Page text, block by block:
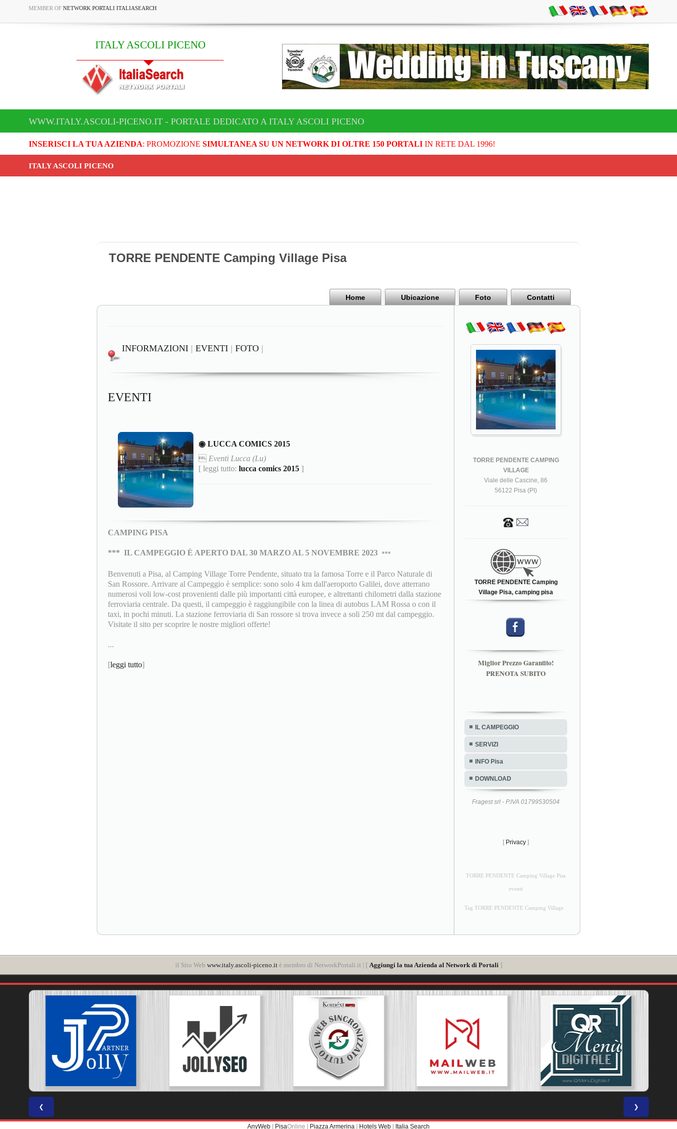
MEMBER OF NETWORK PORTALI ITALIASEARCH
ITALY ASCOLI PICENO
WWW.ITALY.ASCOLI-PICENO.IT - PORTALE DEDICATO A ITALY ASCOLI PICENO
INSERISCI LA TUA AZIENDA: PROMOZIONE SIMULTANEA SU UN NETWORK DI OLTRE 150 PORTALIIN RETE DAL 1996!
ITALY ASCOLI PICENO
TORRE PENDENTE Camping Village Pisa
Home Ubicazione Foto Contatti
INFORMAZIONI | EVENTI | FOTO |
EVENTI
◉ LUCCA COMICS 2015
 Eventi Lucca (Lu)
[ leggi tutto: lucca comics 2015 ]
CAMPING PISA
*** IL CAMPEGGIO È APERTO DAL 30 MARZO AL 5 NOVEMBRE 2023 ***
Benvenuti a Pisa, al Camping Village Torre Pendente, situato tra la famosa Torre e il Parco Naturale di
San Rossore. Arrivare al Campeggio è semplice: sono solo 4 km dall'aeroporto Galilei, dove atterrano
numerosi voli low-cost provenienti dalle più importanti città europee, e altrettanti chilometri dalla stazione
ferroviaria centrale. Da questi, il campeggio è raggiungibile con la linea di autobus LAM Rossa o con il
taxi, in pochi minuti. La stazione ferroviaria di San rossore si trova invece a soli 250 mt dal campeggio.
Visitate il sito per scoprire le nostre migliori offerte!
...
[leggi tutto]
TORRE PENDENTE CAMPING
VILLAGE
Viale delle Cascine, 86
56122 Pisa (PI)
TORRE PENDENTE Camping
Village Pisa, camping pisa
Miglior Prezzo Garantito!
PRENOTA SUBITO
IL CAMPEGGIO
SERVIZI
INFO Pisa
DOWNLOAD
Fragest srl - P.IVA 01799530504
[ Privacy ]
TORRE PENDENTE Camping Village Pisa
eventi
Tag TORRE PENDENTE Camping Village
il Sito Web www.italy.ascoli-piceno.itè membro di NetworkPortali.it | [ Aggiungi la tua Azienda al Network di Portali ]
❮ ❯
AnyWeb | PisaOnline | Piazza Armerina | Hotels Web | Italia Search